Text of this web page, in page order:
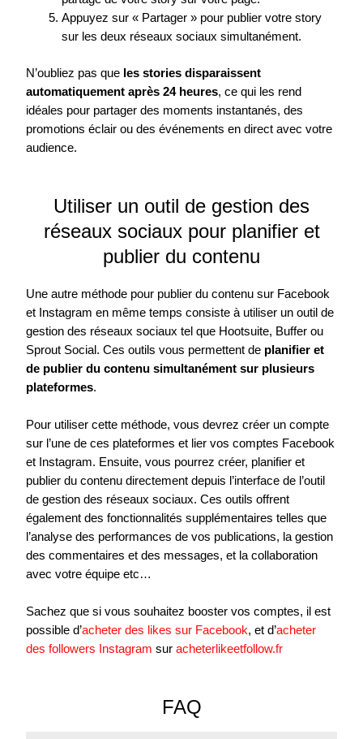
Appuyez sur « Partager » pour publier votre story
sur les deux réseaux sociaux simultanément.
N’oubliez pas que les stories disparaissent
automatiquement après 24 heures, ce qui les rend
idéales pour partager des moments instantanés, des
promotions éclair ou des événements en direct avec votre
audience.
Utiliser un outil de gestion des
réseaux sociaux pour planifier et
publier du contenu
Une autre méthode pour publier du contenu sur Facebook
et Instagram en même temps consiste à utiliser un outil de
gestion des réseaux sociaux tel que Hootsuite, Buffer ou
Sprout Social. Ces outils vous permettent de planifier et
de publier du contenu simultanément sur plusieurs
plateformes.
Pour utiliser cette méthode, vous devrez créer un compte
sur l’une de ces plateformes et lier vos comptes Facebook
et Instagram. Ensuite, vous pourrez créer, planifier et
publier du contenu directement depuis l’interface de l’outil
de gestion des réseaux sociaux. Ces outils offrent
également des fonctionnalités supplémentaires telles que
l’analyse des performances de vos publications, la gestion
des commentaires et des messages, et la collaboration
avec votre équipe etc…
Sachez que si vous souhaitez booster vos comptes, il est
possible d’acheter des likes sur Facebook, et d’acheter
des followers Instagram suracheterlikeetfollow.fr
FAQ